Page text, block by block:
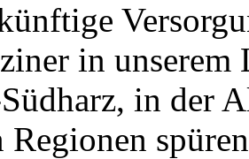
in
in der